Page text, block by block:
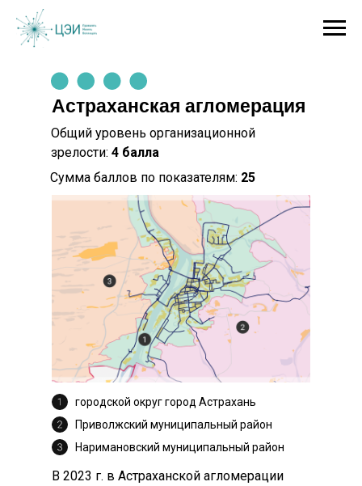
Астраханская агломерация
Общий уровень организационной
зрелости: 4 балла
Сумма баллов по показателям: 25
В 2023 г. в Астраханской агломерации
городской округ город Астрахань
Наримановский муниципальный район
Приволжский муниципальный район